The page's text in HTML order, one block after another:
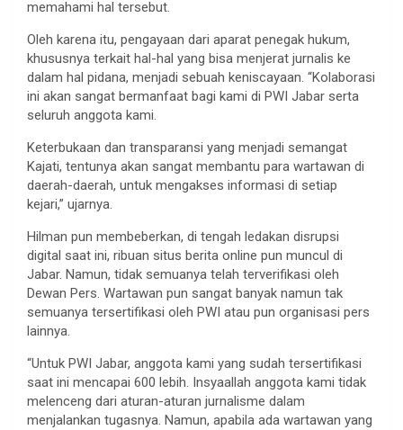
memahami hal tersebut.
Oleh karena itu, pengayaan dari aparat penegak hukum,
khususnya terkait hal-hal yang bisa menjerat jurnalis ke
dalam hal pidana, menjadi sebuah keniscayaan. “Kolaborasi
ini akan sangat bermanfaat bagi kami di PWI Jabar serta
seluruh anggota kami.
Keterbukaan dan transparansi yang menjadi semangat
Kajati, tentunya akan sangat membantu para wartawan di
daerah-daerah, untuk mengakses informasi di setiap
kejari,” ujarnya.
Hilman pun membeberkan, di tengah ledakan disrupsi
digital saat ini, ribuan situs berita online pun muncul di
Jabar. Namun, tidak semuanya telah terverifikasi oleh
Dewan Pers. Wartawan pun sangat banyak namun tak
semuanya tersertifikasi oleh PWI atau pun organisasi pers
lainnya.
“Untuk PWI Jabar, anggota kami yang sudah tersertifikasi
saat ini mencapai 600 lebih. Insyaallah anggota kami tidak
melenceng dari aturan-aturan jurnalisme dalam
menjalankan tugasnya. Namun, apabila ada wartawan yang